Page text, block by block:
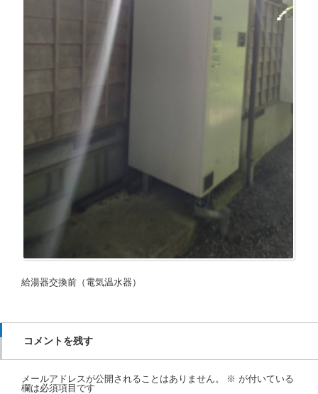
給湯器交換前（電気温水器）
コメントを残す
メールアドレスが公開されることはありません。 ※ が付いている
欄は必須項目です